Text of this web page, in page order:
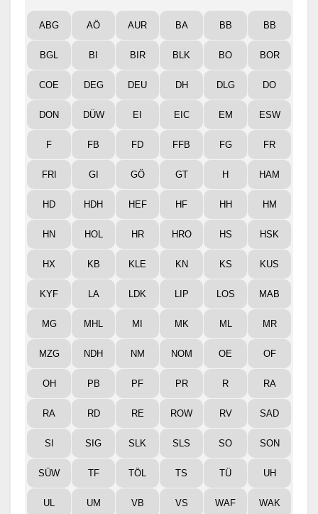
ABG AÖ AUR BA BB BB
BGL BI BIR BLK BO BOR
COE DEG DEU DH DLG DO
DON DÜW EI EIC EM ESW
F FB FD FFB FG FR
FRI GI GÖ GT H HAM
HD HDH HEF HF HH HM
HN HOL HR HRO HS HSK
HX KB KLE KN KS KUS
KYF LA LDK LIP LOS MAB
MG MHL MI MK ML MR
MZG NDH NM NOM OE OF
OH PB PF PR R RA
RA RD RE ROW RV SAD
SI SIG SLK SLS SO SON
SÜW TF TÖL TS TÜ UH
UL UM VB VS WAF WAK